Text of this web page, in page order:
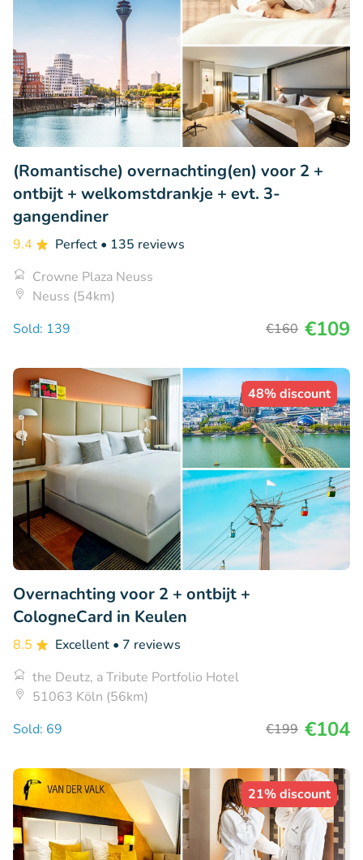
(Romantische) overnachting(en) voor 2 +
ontbijt + welkomstdrankje + evt. 3-
gangendiner
9.4 Perfect • 135 reviews
Crowne Plaza Neuss
Neuss (54km)
Sold: 139
€160 €109
48% discount
Overnachting voor 2 + ontbijt +
CologneCard in Keulen
8.5 Excellent • 7 reviews
the Deutz, a Tribute Portfolio Hotel
51063 Köln (56km)
Sold: 69
€199 €104
21% discount